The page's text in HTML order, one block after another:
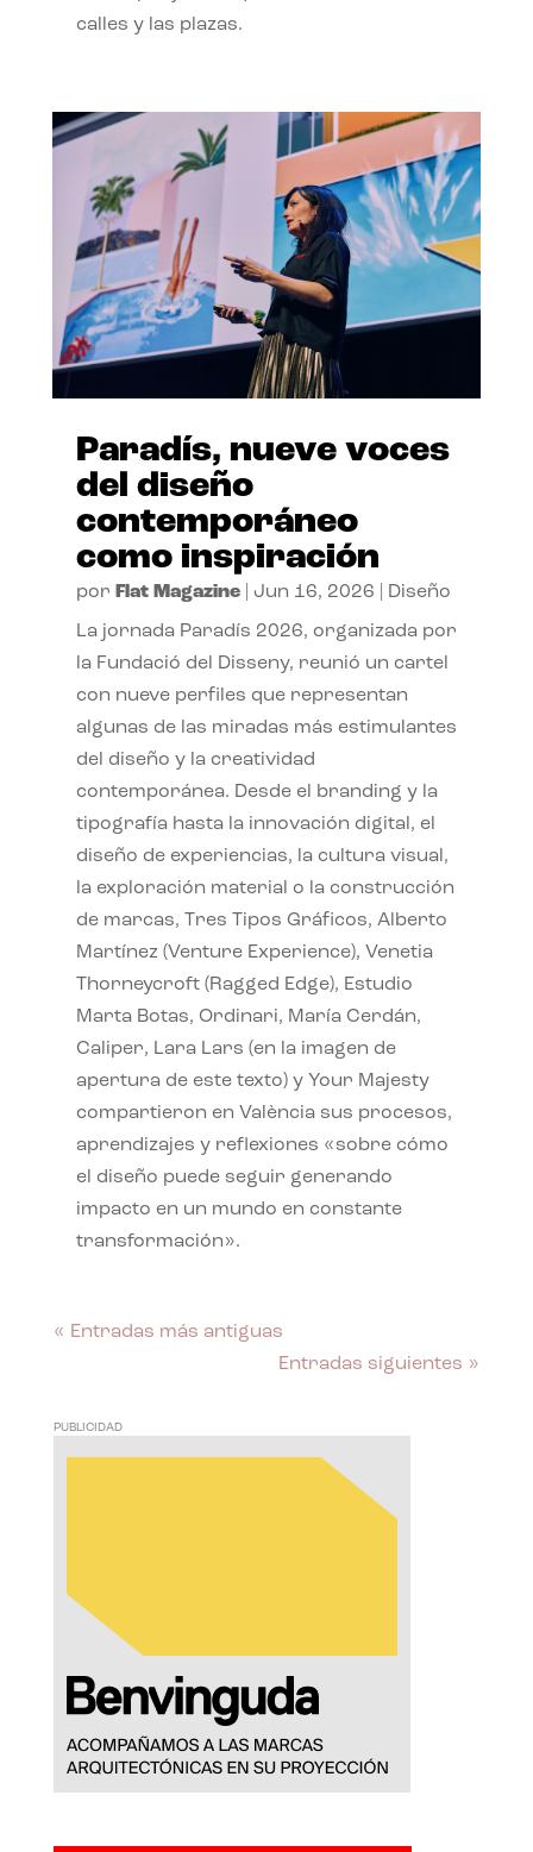
calles y las plazas.
Paradís, nueve voces
del diseño
contemporáneo
como inspiración
por Flat Magazine| Jun 16, 2026 Diseño
La jornada Paradís 2026, organizada por
la Fundació del Disseny, reunió un cartel
con nueve perfiles que representan
algunas de las miradas más estimulantes
del diseño y la creatividad
contemporánea. Desde el branding y la
tipografía hasta la innovación digital, el
diseño de experiencias, la cultura visual,
la exploración material o la construcción
de marcas, Tres Tipos Gráficos, Alberto
Martínez (Venture Experience), Venetia
Thorneycroft (Ragged Edge), Estudio
Marta Botas, Ordinari, María Cerdán,
Caliper, Lara Lars (en la imagen de
apertura de este texto) y Your Majesty
compartieron en València sus procesos,
aprendizajes y reflexiones «sobre cómo
el diseño puede seguir generando
impacto en un mundo en constante
transformación».
« Entradas más antiguas
Entradas siguientes »
PUBLICIDAD